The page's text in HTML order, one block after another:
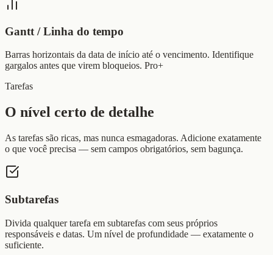
Gantt / Linha do tempo
Barras horizontais da data de início até o vencimento. Identifique
gargalos antes que virem bloqueios. Pro+
Tarefas
O nível certo de detalhe
As tarefas são ricas, mas nunca esmagadoras. Adicione exatamente
o que você precisa — sem campos obrigatórios, sem bagunça.
Subtarefas
Divida qualquer tarefa em subtarefas com seus próprios
responsáveis e datas. Um nível de profundidade — exatamente o
suficiente.